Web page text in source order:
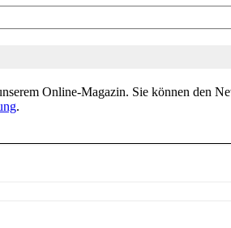
Online-Magazin. Sie können den
.